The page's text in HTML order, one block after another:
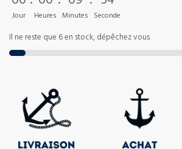
Jour Heures Minutes Seconde
Il ne reste que 6 en stock, dépêchez vous